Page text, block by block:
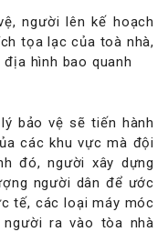
người lên kế hoạch
tọa lạc của toà nhà,
hình bao quanh
bảo vệ sẽ tiến hành
các khu vực mà đội
đó, người xây dựng
người dân để ước
tế, các loại máy móc
ra vào tòa nhà